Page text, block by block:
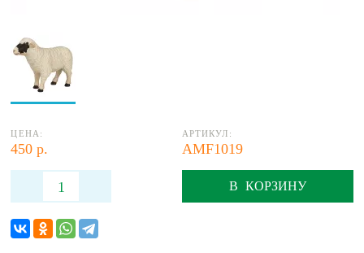
ЦЕНА:
450 р.
АРТИКУЛ:
AMF1019
В КОРЗИНУ